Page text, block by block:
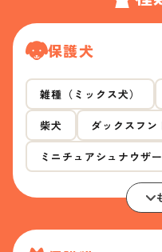
保護犬
雑種（ミックス犬）
柴犬 ダックスフン
ミニチュアシュナウザー